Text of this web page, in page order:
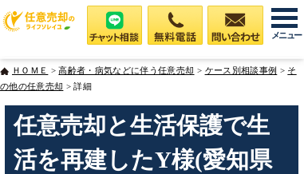
メニュー
ＨＯＭＥ >高齢者・病気などに伴う任意売却 > ケース別相談事例 > そ
の他の任意売却 > 詳細
任意売却と生活保護で生
活を再建したY様(愛知県